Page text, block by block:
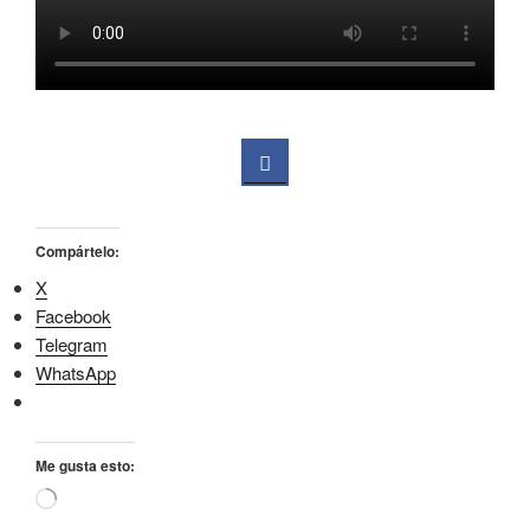
Compártelo:
X
Facebook
Telegram
WhatsApp
Me gusta esto:
Cargando...